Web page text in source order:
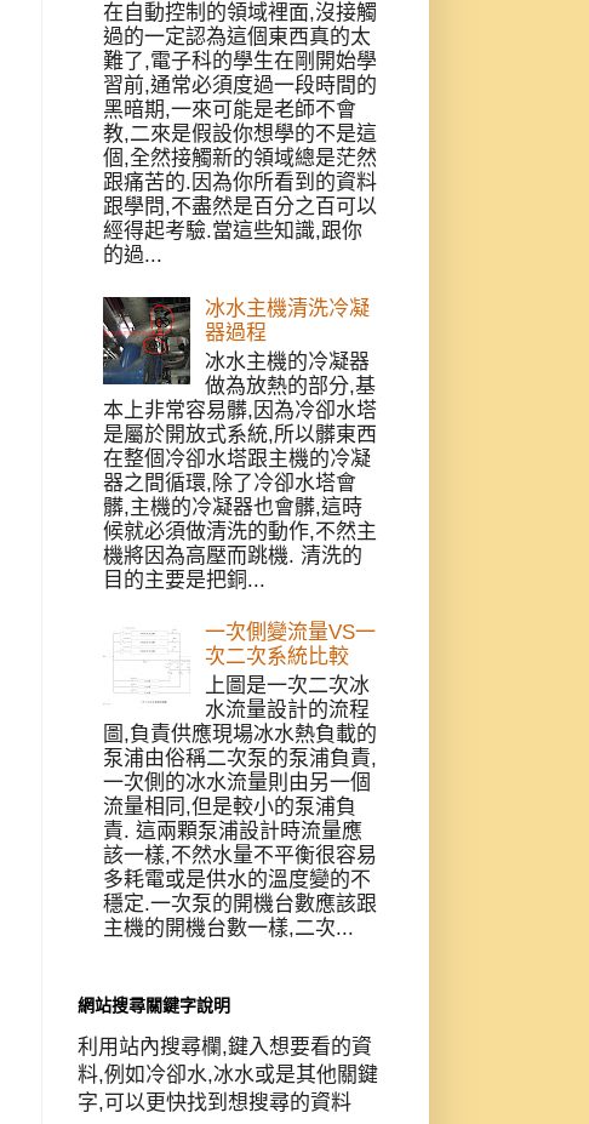
在自動控制的領域裡面,沒接觸
過的一定認為這個東西真的太
難了,電子科的學生在剛開始學
習前,通常必須度過一段時間的
黑暗期,一來可能是老師不會
教,二來是假設你想學的不是這
個,全然接觸新的領域總是茫然
跟痛苦的.因為你所看到的資料
跟學問,不盡然是百分之百可以
經得起考驗.當這些知識,跟你
的過...
冰水主機清洗冷凝
器過程
冰水主機的冷凝器
做為放熱的部分,基
本上非常容易髒,因為冷卻水塔
是屬於開放式系統,所以髒東西
在整個冷卻水塔跟主機的冷凝
器之間循環,除了冷卻水塔會
髒,主機的冷凝器也會髒,這時
候就必須做清洗的動作,不然主
機將因為高壓而跳機. 清洗的
目的主要是把銅...
一次側變流量VS一
次二次系統比較
上圖是一次二次冰
水流量設計的流程
圖,負責供應現場冰水熱負載的
泵浦由俗稱二次泵的泵浦負責,
一次側的冰水流量則由另一個
流量相同,但是較小的泵浦負
責. 這兩顆泵浦設計時流量應
該一樣,不然水量不平衡很容易
多耗電或是供水的溫度變的不
穩定.一次泵的開機台數應該跟
主機的開機台數一樣,二次...
網站搜尋關鍵字說明
利用站內搜尋欄,鍵入想要看的資
料,例如冷卻水,冰水或是其他關鍵
字,可以更快找到想搜尋的資料